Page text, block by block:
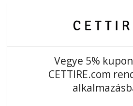
Vegye 5%
CETTIRE.com